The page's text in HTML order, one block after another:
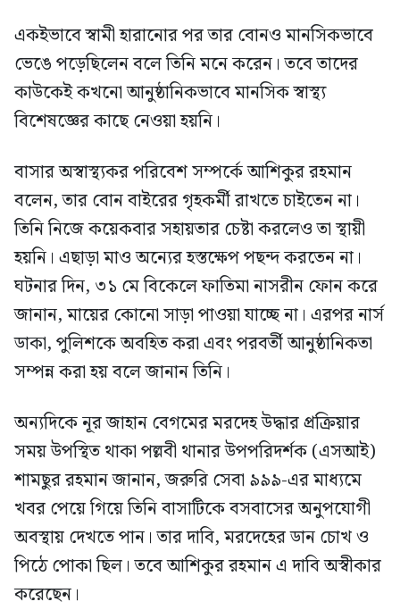
একইভাবে স্বামী হারানোর পর তার বোনও মানসিকভাবে
ভেঙে পড়েছিলেন বলে তিনি মনে করেন। তবে তাদের
কাউকেই কখনো আনুষ্ঠানিকভাবে মানসিক স্বাস্থ্য
বিশেষজ্ঞের কাছে নেওয়া হয়নি।
বাসার অস্বাস্থ্যকর পরিবেশ সম্পর্কে আশিকুর রহমান
বলেন, তার বোন বাইরের গৃহকর্মী রাখতে চাইতেন না।
তিনি নিজে কয়েকবার সহায়তার চেষ্টা করলেও তা স্থায়ী
হয়নি। এছাড়া মাও অন্যের হস্তক্ষেপ পছন্দ করতেন না।
ঘটনার দিন, ৩১ মে বিকেলে ফাতিমা নাসরীন ফোন করে
জানান, মায়ের কোনো সাড়া পাওয়া যাচ্ছে না। এরপর নার্স
ডাকা, পুলিশকে অবহিত করা এবং পরবর্তী আনুষ্ঠানিকতা
সম্পন্ন করা হয় বলে জানান তিনি।
অন্যদিকে নূর জাহান বেগমের মরদেহ উদ্ধার প্রক্রিয়ার
সময় উপস্থিত থাকা পল্লবী থানার উপপরিদর্শক (এসআই)
শামছুর রহমান জানান, জরুরি সেবা ৯৯৯-এর মাধ্যমে
খবর পেয়ে গিয়ে তিনি বাসাটিকে বসবাসের অনুপযোগী
অবস্থায় দেখতে পান। তার দাবি, মরদেহের ডান চোখ ও
পিঠে পোকা ছিল। তবে আশিকুর রহমান এ দাবি অস্বীকার
করেছেন।